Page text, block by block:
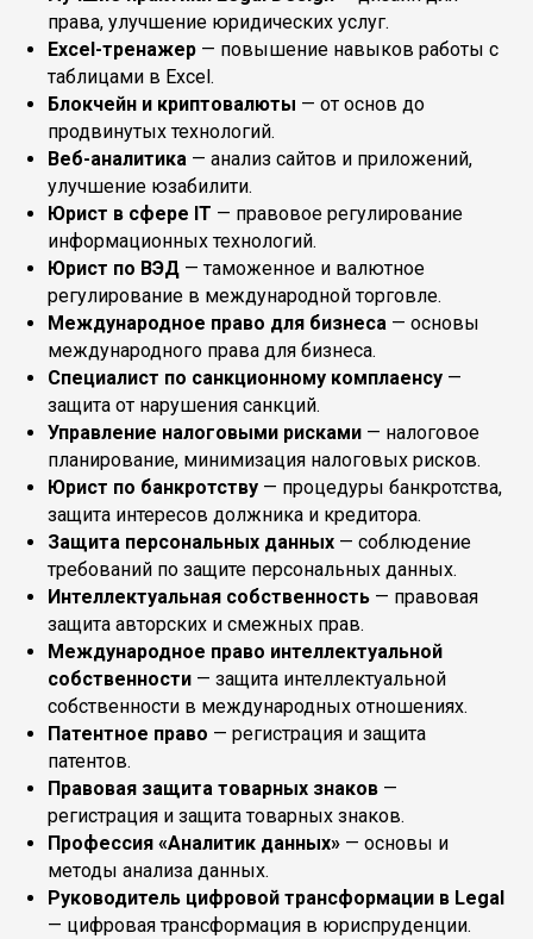
права, улучшение юридических услуг.
Excel-тренажер — повышение навыков работы с
таблицами в Excel.
Блокчейн и криптовалюты — от основ до
продвинутых технологий.
Веб-аналитика — анализ сайтов и приложений,
улучшение юзабилити.
Юрист в сфере IT — правовое регулирование
информационных технологий.
Юрист по ВЭД — таможенное и валютное
регулирование в международной торговле.
Международное право для бизнеса — основы
международного права для бизнеса.
Специалист по санкционному комплаенсу —
защита от нарушения санкций.
Управление налоговыми рисками — налоговое
планирование, минимизация налоговых рисков.
Юрист по банкротству — процедуры банкротства,
защита интересов должника и кредитора.
Защита персональных данных — соблюдение
требований по защите персональных данных.
Интеллектуальная собственность — правовая
защита авторских и смежных прав.
Международное право интеллектуальной
собственности — защита интеллектуальной
собственности в международных отношениях.
Патентное право — регистрация и защита
патентов.
Правовая защита товарных знаков —
регистрация и защита товарных знаков.
Профессия «Аналитик данных» — основы и
методы анализа данных.
Руководитель цифровой трансформации в Legal
— цифровая трансформация в юриспруденции.